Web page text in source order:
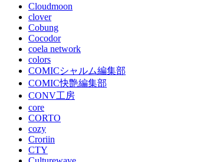
Cloudmoon
clover
Cobung
Cocodor
coela network
colors
COMICシャルム編集部
COMIC快艶編集部
CONV工房
core
CORTO
cozy
Croriin
CTY